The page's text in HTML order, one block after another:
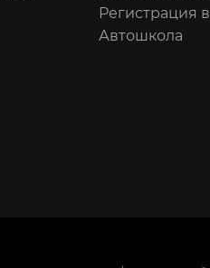
Регистрация
Автошкола